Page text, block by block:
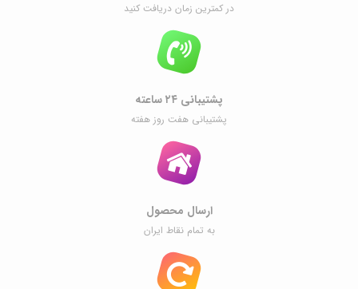
در کمترین زمان دریافت کنید
پشتیبانی ۲۴ ساعته
پشتیبانی هفت روز هفته
ارسال محصول
به تمام نقاط ایران